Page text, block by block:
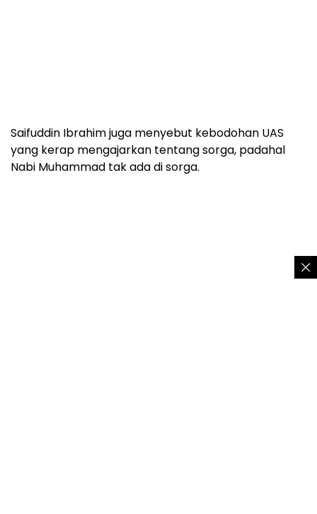
Saifuddin Ibrahim juga menyebut kebodohan UAS
yang kerap mengajarkan tentang sorga, padahal
Nabi Muhammad tak ada di sorga.